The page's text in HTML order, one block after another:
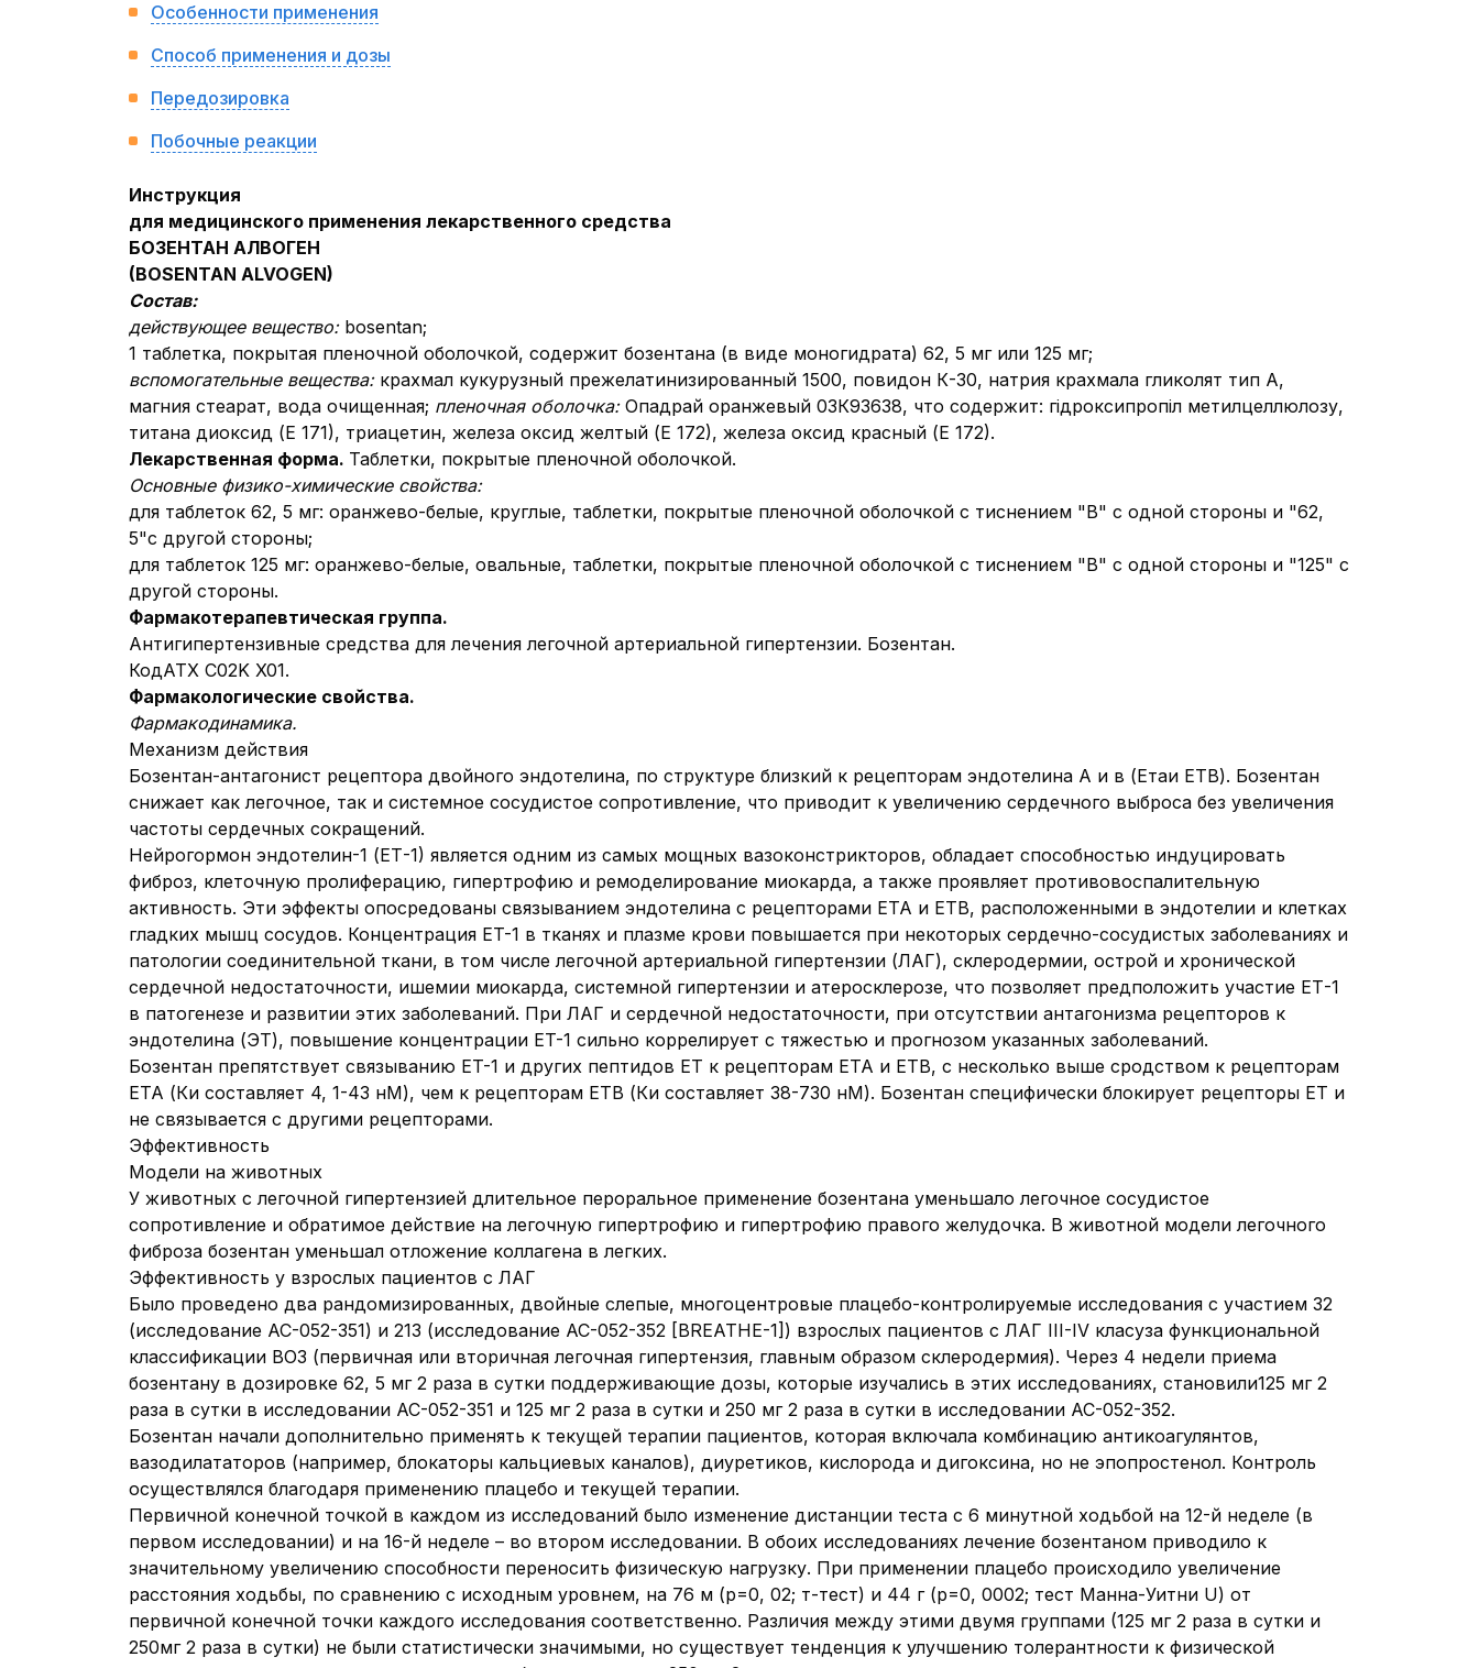
Особенности применения
Способ применения и дозы
Передозировка
Побочные реакции
Инструкция
для медицинского применения лекарственного средства
БОЗЕНТАН АЛВОГЕН
(BOSENTAN ALVOGEN)
Состав:
действующее вещество: bosentan;
1 таблетка, покрытая пленочной оболочкой, содержит бозентана (в виде моногидрата) 62, 5 мг или 125 мг;
вспомогательные вещества: крахмал кукурузный прежелатинизированный 1500, повидон К-30, натрия крахмала гликолят тип А,
магния стеарат, вода очищенная; пленочная оболочка: Опадрай оранжевый 03К93638, что содержит: гідроксипропіл метилцеллюлозу,
титана диоксид (Е 171), триацетин, железа оксид желтый (Е 172), железа оксид красный (Е 172).
Лекарственная форма. Таблетки, покрытые пленочной оболочкой.
Основные физико-химические свойства:
для таблеток 62, 5 мг: оранжево-белые, круглые, таблетки, покрытые пленочной оболочкой с тиснением "B" с одной стороны и "62,
5"с другой стороны;
для таблеток 125 мг: оранжево-белые, овальные, таблетки, покрытые пленочной оболочкой с тиснением "B" с одной стороны и "125" с
другой стороны.
Фармакотерапевтическая группа.
Антигипертензивные средства для лечения легочной артериальной гипертензии. Бозентан.
КодАТХ C02K X01.
Фармакологические свойства.
Фармакодинамика.
Механизм действия
Бозентан-антагонист рецептора двойного эндотелина, по структуре близкий к рецепторам эндотелина А и в (Етаи ETB). Бозентан
снижает как легочное, так и системное сосудистое сопротивление, что приводит к увеличению сердечного выброса без увеличения
частоты сердечных сокращений.
Нейрогормон эндотелин-1 (ЕТ-1) является одним из самых мощных вазоконстрикторов, обладает способностью индуцировать
фиброз, клеточную пролиферацию, гипертрофию и ремоделирование миокарда, а также проявляет противовоспалительную
активность. Эти эффекты опосредованы связыванием эндотелина с рецепторами ETA и ETB, расположенными в эндотелии и клетках
гладких мышц сосудов. Концентрация ET-1 в тканях и плазме крови повышается при некоторых сердечно-сосудистых заболеваниях и
патологии соединительной ткани, в том числе легочной артериальной гипертензии (ЛАГ), склеродермии, острой и хронической
сердечной недостаточности, ишемии миокарда, системной гипертензии и атеросклерозе, что позволяет предположить участие ЕТ-1
в патогенезе и развитии этих заболеваний. При ЛАГ и сердечной недостаточности, при отсутствии антагонизма рецепторов к
эндотелина (ЭТ), повышение концентрации ET-1 сильно коррелирует с тяжестью и прогнозом указанных заболеваний.
Бозентан препятствует связыванию ET-1 и других пептидов ET к рецепторам ETA и ETB, с несколько выше сродством к рецепторам
ETA (Ки составляет 4, 1-43 нМ), чем к рецепторам ETB (Ки составляет 38-730 нМ). Бозентан специфически блокирует рецепторы ET и
не связывается с другими рецепторами.
Эффективность
Модели на животных
У животных с легочной гипертензией длительное пероральное применение бозентана уменьшало легочное сосудистое
сопротивление и обратимое действие на легочную гипертрофию и гипертрофию правого желудочка. В животной модели легочного
фиброза бозентан уменьшал отложение коллагена в легких.
Эффективность у взрослых пациентов с ЛАГ
Было проведено два рандомизированных, двойные слепые, многоцентровые плацебо-контролируемые исследования с участием 32
(исследование AC-052-351) и 213 (исследование AC-052-352 [BREATHE-1]) взрослых пациентов с ЛАГ III-IV класуза функциональной
классификации ВОЗ (первичная или вторичная легочная гипертензия, главным образом склеродермия). Через 4 недели приема
бозентану в дозировке 62, 5 мг 2 раза в сутки поддерживающие дозы, которые изучались в этих исследованиях, становили125 мг 2
раза в сутки в исследовании AC-052-351 и 125 мг 2 раза в сутки и 250 мг 2 раза в сутки в исследовании AC-052-352.
Бозентан начали дополнительно применять к текущей терапии пациентов, которая включала комбинацию антикоагулянтов,
вазодилататоров (например, блокаторы кальциевых каналов), диуретиков, кислорода и дигоксина, но не эпопростенол. Контроль
осуществлялся благодаря применению плацебо и текущей терапии.
Первичной конечной точкой в каждом из исследований было изменение дистанции теста с 6 минутной ходьбой на 12-й неделе (в
первом исследовании) и на 16-й неделе – во втором исследовании. В обоих исследованиях лечение бозентаном приводило к
значительному увеличению способности переносить физическую нагрузку. При применении плацебо происходило увеличение
расстояния ходьбы, по сравнению с исходным уровнем, на 76 м (р=0, 02; т-тест) и 44 г (р=0, 0002; тест Манна-Уитни U) от
первичной конечной точки каждого исследования соответственно. Различия между этими двумя группами (125 мг 2 раза в сутки и
250мг 2 раза в сутки) не были статистически значимыми, но существует тенденция к улучшению толерантности к физической